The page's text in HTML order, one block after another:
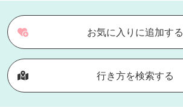
お気に入りに追加する
行き方を検索する